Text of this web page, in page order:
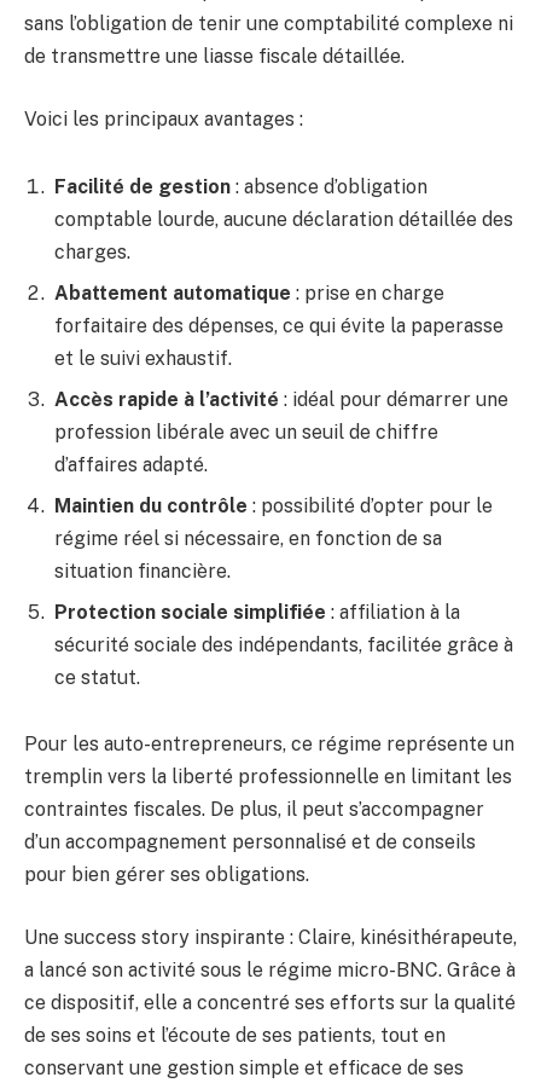
sans l’obligation de tenir une comptabilité complexe ni
de transmettre une liasse fiscale détaillée.
Voici les principaux avantages :
Facilité de gestion : absence d’obligation
comptable lourde, aucune déclaration détaillée des
charges.
Abattement automatique : prise en charge
forfaitaire des dépenses, ce qui évite la paperasse
et le suivi exhaustif.
Accès rapide à l’activité : idéal pour démarrer une
profession libérale avec un seuil de chiffre
d’affaires adapté.
Maintien du contrôle : possibilité d’opter pour le
régime réel si nécessaire, en fonction de sa
situation financière.
Protection sociale simplifiée : affiliation à la
sécurité sociale des indépendants, facilitée grâce à
ce statut.
Pour les auto-entrepreneurs, ce régime représente un
tremplin vers la liberté professionnelle en limitant les
contraintes fiscales. De plus, il peut s’accompagner
d’un accompagnement personnalisé et de conseils
pour bien gérer ses obligations.
Une success story inspirante : Claire, kinésithérapeute,
a lancé son activité sous le régime micro-BNC. Grâce à
ce dispositif, elle a concentré ses efforts sur la qualité
de ses soins et l’écoute de ses patients, tout en
conservant une gestion simple et efficace de ses